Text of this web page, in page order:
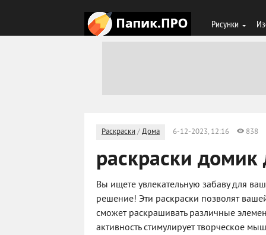
Рисунки
Раскраски /Дома 6-12-2023, 12:16 838
раскраски
Вы ищете увлекательную забаву для
решение! Эти раскраски позволят
сможет раскрашивать различные
активность стимулирует творческое